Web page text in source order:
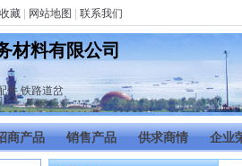
藏 网站地图 联系我们
材料有限公司
件,铁路道岔
商产品 销售产品 供求商情 企业